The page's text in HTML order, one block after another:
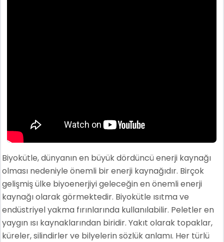
Biyokütle, dünyanın en büyük dördüncü enerji kaynağı
olması nedeniyle önemli bir enerji kaynağıdır. Birçok
gelişmiş ülke biyoenerjiyi geleceğin en önemli enerji
kaynağı olarak görmektedir. Biyokütle ısıtma ve
endüstriyel yakma fırınlarında kullanılabilir. Peletler en
yaygın ısı kaynaklarından biridir. Yakıt olarak topaklar,
küreler, silindirler ve bilyelerin sözlük anlamı. Her türlü